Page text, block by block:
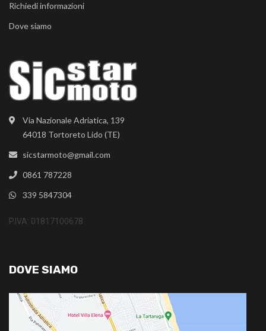
Via Nazionale Adriatica, 139
64018 Tortoreto Lido (TE)
sicstarmoto@gmail.com
0861 787228
339 5847304
P.IVA: 01817100678
Richiedi informazioni
Dove siamo
DOVE SIAMO